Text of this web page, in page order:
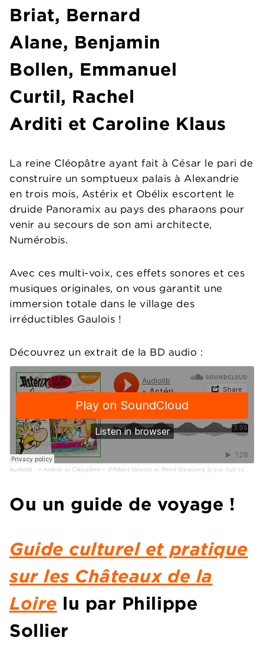
Briat, Bernard
Alane, Benjamin
Bollen, Emmanuel
Curtil, Rachel
Arditi et Caroline Klaus
La reine Cléopâtre ayant fait à César le pari de
construire un somptueux palais à Alexandrie
en trois mois, Astérix et Obélix escortent le
druide Panoramix au pays des pharaons pour
venir au secours de son ami architecte,
Numérobis.
Avec ces multi-voix, ces effets sonores et ces
musiques originales, on vous garantit une
immersion totale dans le village des
irréductibles Gaulois !
Découvrez un extrait de la BD audio :
Audiolib · « Astérix et Cléopâtre » d'Albert Uderzo et René Goscinny lu par huit comédiens
Ou un guide de voyage !
Guide culturel et pratique
sur les Châteaux de la
Loire lu par Philippe
Sollier